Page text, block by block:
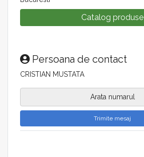
Catalog produse
Persoana de contact
CRISTIAN MUSTATA
Arata numarul
Trimite mesaj